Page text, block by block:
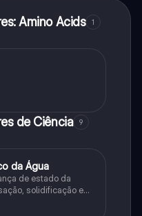
Amino Acids 1
de Ciência 9
da Água
de estado da
solidificação e